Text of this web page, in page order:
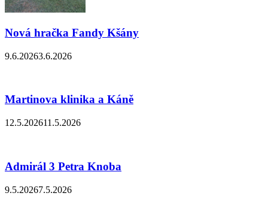
Nová hračka Fandy Kšány
9.6.20263.6.2026
Martinova klinika a Káně
12.5.202611.5.2026
Admirál 3 Petra Knoba
9.5.20267.5.2026